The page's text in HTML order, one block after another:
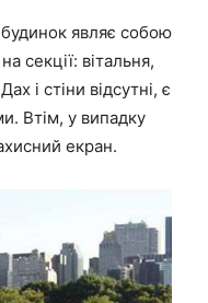
являє собою
секції: вітальня,
і стіни відсутні, є
Втім, у випадку
екран.